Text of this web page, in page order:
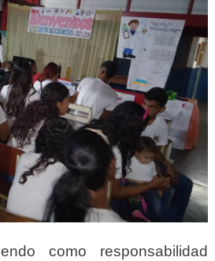
como responsabilidad